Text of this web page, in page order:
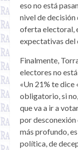
eso no está
nivel de decisión
oferta electoral,
expectativas del
Finalmente,
electores no
«Un 21% te dice
obligatorio, si
que va a ir a
por desconexión
más profundo,
política, de